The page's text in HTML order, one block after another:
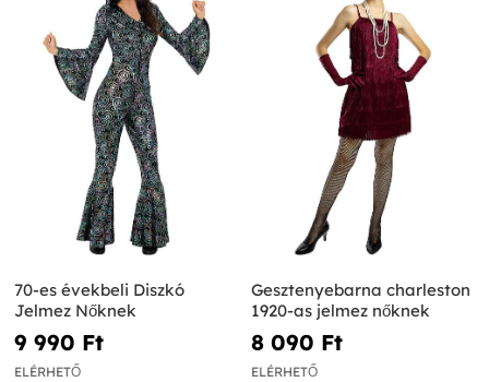
70-es évekbeli Diszkó
Jelmez Nőknek
9 990 Ft‎
ELÉRHETŐ
Gesztenyebarna charleston
1920-as jelmez nőknek
8 090 Ft‎
ELÉRHETŐ